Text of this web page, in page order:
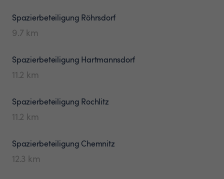
Spazierbeteiligung Röhrsdorf
9.7 km
Spazierbeteiligung Hartmannsdorf
11.2 km
Spazierbeteiligung Rochlitz
11.2 km
Spazierbeteiligung Chemnitz
12.3 km